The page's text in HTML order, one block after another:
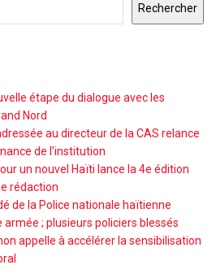
Rechercher
étape du dialogue avec les
Nord
au directeur de la CAS relance
de l’institution
un nouvel Haïti lance la 4e édition
rédaction
de la Police nationale haïtienne
armée ; plusieurs policiers blessés
appelle à accélérer la sensibilisation